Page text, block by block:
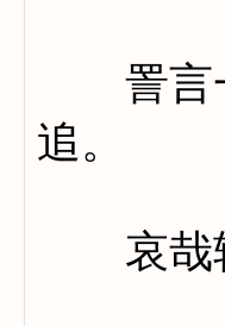
詈言一
追。
哀哉轻